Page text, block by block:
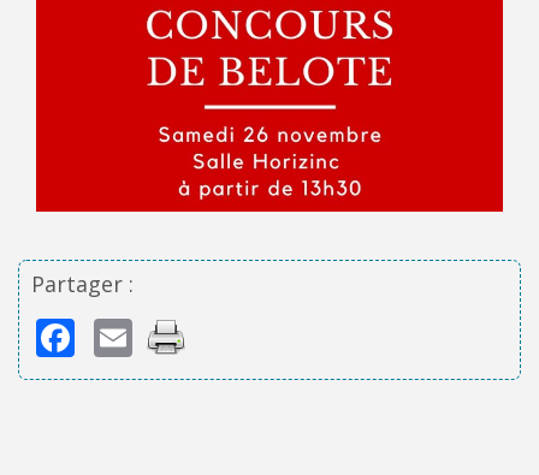
Partager :
Facebook
Email